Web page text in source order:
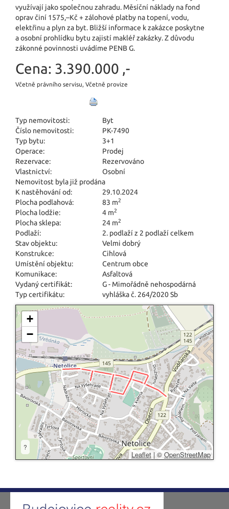
využívají jako společnou zahradu. Měsíční náklady na fond
oprav činí 1575,–Kč + zálohové platby na topení, vodu,
elektřinu a plyn za byt. Bližší informace k zakázce poskytne
a osobní prohlídku bytu zajistí makléř zakázky. Z důvodu
zákonné povinnosti uvádíme PENB G.
Cena: 3.390.000 ,-
Včetně právního servisu, Včetně provize
Typ nemovitosti:
Byt
Číslo nemovitosti:
PK-7490
Typ bytu:
3+1
Operace:
Prodej
Rezervace:
Rezervováno
Vlastnictví:
Osobní
Nemovitost byla již prodána
K nastěhování od:
29.10.2024
Plocha podlahová:
83 m2
Plocha lodžie: 4 m2
Plocha sklepa: 24 m2
Podlaží:
2. podlaží z 2 podlaží celkem
Stav objektu:
Velmi dobrý
Konstrukce:
Cihlová
Umístění objektu:
Centrum obce
Komunikace:
Asfaltová
Vydaný certifikát:
G - Mimořádně nehospodárná
Typ certifikátu:
vyhláška č. 264/2020 Sb
+
−
?
Leaflet | © OpenStreetMap